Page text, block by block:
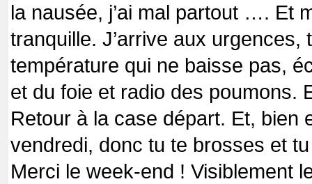
la nausée, j’ai mal partout …. Et
tranquille. J’arrive aux urgences,
température qui ne baisse pas,
et du foie et radio des poumons.
Retour à la case départ. Et, bien
vendredi, donc tu te brosses et
Merci le week-end ! Visiblement